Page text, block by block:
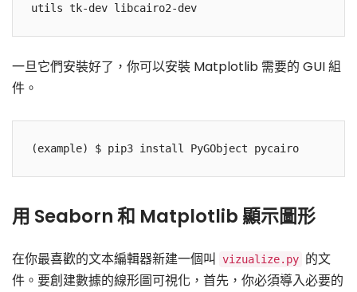
utils tk-dev libcairo2-dev
一旦它們安裝好了，你可以安裝 Matplotlib 需要的 GUI 組
件。
(example) $ pip3 install PyGObject pycairo
用 Seaborn 和 Matplotlib 顯示圖形
在你最喜歡的文本編輯器新建一個叫 vizualize.py 的文
件。要創建數據的線形圖可視化，首先，你必須導入必要的